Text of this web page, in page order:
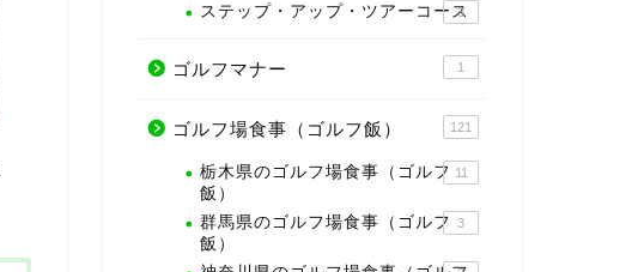
ステップ・アップ・ツアーコース
3
ゴルフマナー 1
ゴルフ場食事（ゴルフ飯） 121
栃木県のゴルフ場食事（ゴルフ
飯）
11
群馬県のゴルフ場食事（ゴルフ
飯）
3